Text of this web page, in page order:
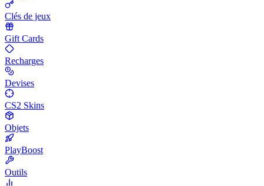
Clés de jeux
Gift Cards
Recharges
Devises
CS2 Skins
Objets
PlayBoost
Outils